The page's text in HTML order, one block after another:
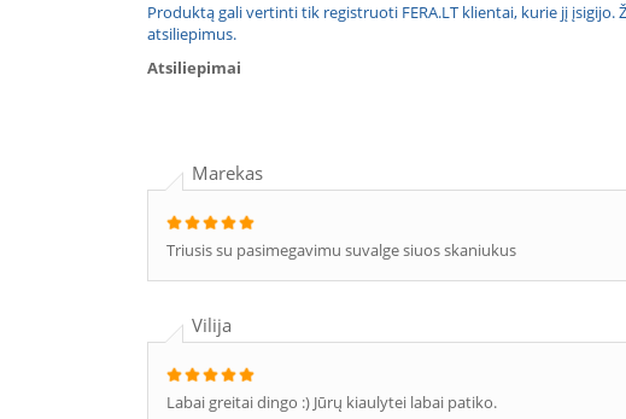
Produktą gali vertinti tik registruoti FERA.LT klientai, kurie jį
atsiliepimus.
Atsiliepimai
Marekas
Triusis su pasimegavimu suvalge siuos skaniukus
Vilija
Labai greitai dingo :) Jūrų kiaulytei labai patiko.